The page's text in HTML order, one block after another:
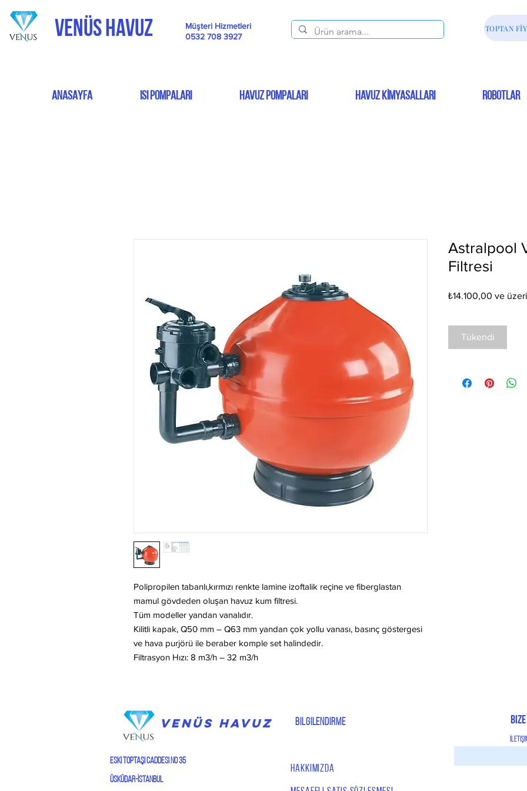
VENÜS HAVUZ
Müşteri Hizmetleri
0532 708 3927
TOPTAN
ANASAYFA ISI POMPALARI HAVUZ POMPALARI HAVUZ KİMYASALLARI ROBOTLAR
Polipropilen tabanlı,kırmızı renkte lamine izoftalik reçine ve fiberglastan
mamul gövdeden oluşan havuz kum filtresi.
Tüm modeller yandan vanalıdır.
Kilitli kapak, Q50 mm – Q63 mm yandan çok yollu vanası, basınç göstergesi
ve hava purjörü ile beraber komple set halindedir.
Filtrasyon Hızı: 8 m3/h – 32 m3/h
Astralpool
Filtresi
₺14.100,00 ve üzeri
Tükendi
VENÜS HAVUZ
Eski Toptaşı caddesi No 35
Üsküdar-İstanbul
Bilgilendirme
Hakkımızda